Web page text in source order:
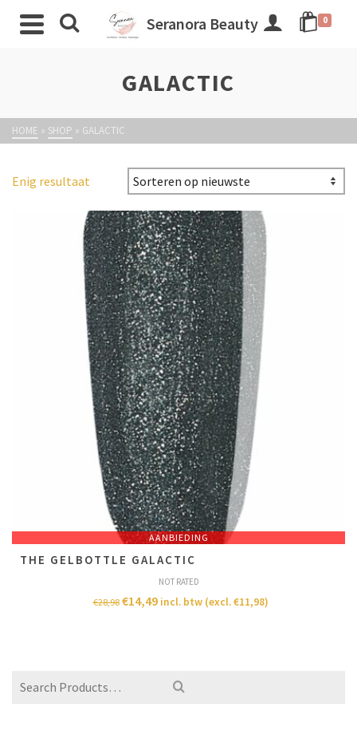
Seranora Beauty 0
GALACTIC
HOME » SHOP » GALACTIC
Enig resultaat
AANBIEDING
THE GELBOTTLE GALACTIC
NOT RATED
€28,98 €14,49 incl. btw (excl.€11,98)